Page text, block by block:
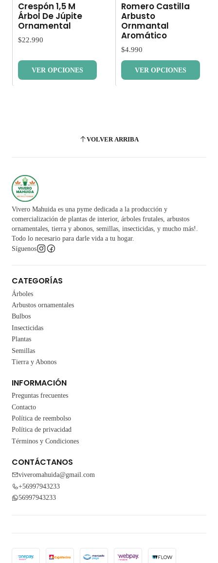
Crespón 1,5 M
Árbol De Júpite
Ornamental
$22.990
VER OPCIONES
Romero Castilla
Arbusto
Ornmantal
Aromático
$4.990
VER OPCIONES
VOLVER ARRIBA
Vivero Mahuida es una pyme dedicada a la producción y
comercialización de plantas de interior, árboles frutales, arbustos
ornamentales, tierra y abonos, semillas, insecticidas, y mucho más!.
Todo lo necesario para darle vida a tu hogar.
Síguenos
CATEGORÍAS
Árboles
Arbustos ornamentales
Bulbos
Insecticidas
Plantas
Semillas
Tierra y Abonos
INFORMACIÓN
Preguntas frecuentes
Contacto
Política de reembolso
Política de privacidad
Términos y Condiciones
CONTÁCTANOS
viveromahuida@gmail.com
+56997943233
56997943233